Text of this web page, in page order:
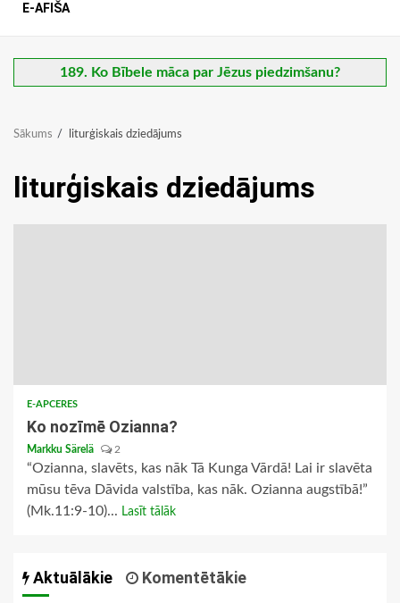
E-AFIŠA
189. Ko Bībele māca par Jēzus piedzimšanu?
Sākums liturģiskais dziedājums
liturģiskais dziedājums
E-APCERES
Ko nozīmē Ozianna?
Markku Särelä 2
“Ozianna, slavēts, kas nāk Tā Kunga Vārdā! Lai ir slavēta
mūsu tēva Dāvida valstība, kas nāk. Ozianna augstībā!”
(Mk.11:9-10)... Lasīt tālāk
Aktuālākie Komentētākie